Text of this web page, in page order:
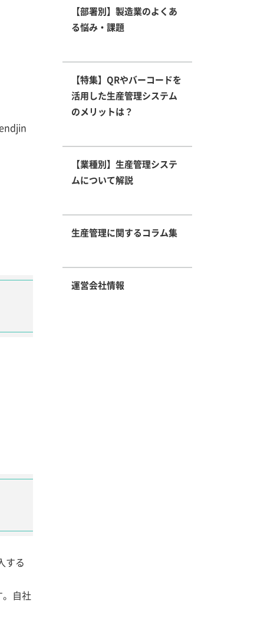
する
自社
【部署別】製造業のよくあ
る悩み・課題
【特集】QRやバーコードを
活用した生産管理システム
のメリットは？
【業種別】生産管理システ
ムについて解説
生産管理に関するコラム集
運営会社情報